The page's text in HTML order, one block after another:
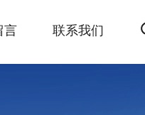
言 联系我们